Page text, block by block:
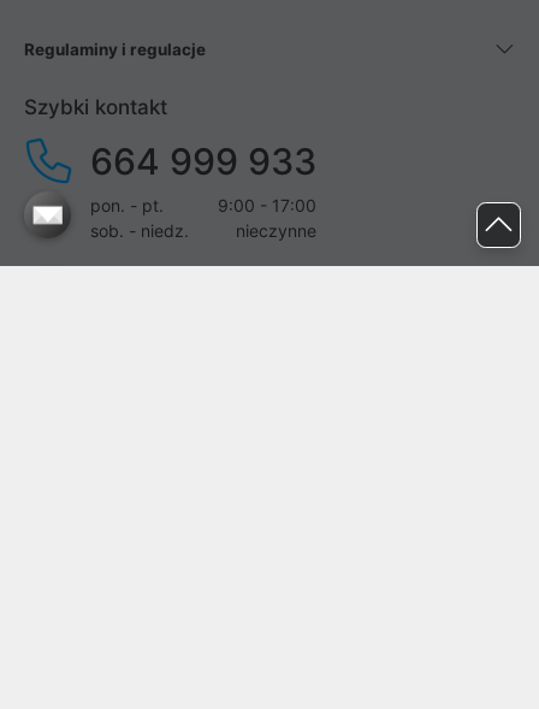
Regulaminy i regulacje
Szybki kontakt
664 999 933
pon. - pt.
9:00 - 17:00
sob. - niedz.
nieczynne